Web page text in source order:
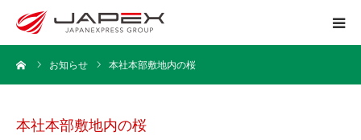
お知らせ 本社本部敷地内の桜
本社本部敷地内の桜
ホーム